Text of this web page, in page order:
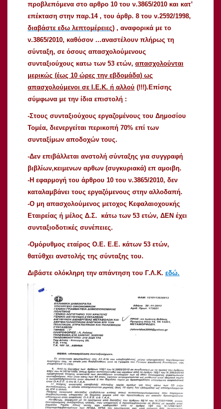
προβλεπόμενα στο αρθρο 10 του ν.3865/2010 και κατ’
επέκταση στην παρ.14 , του άρθρ. 8 του ν.2592/1998,
διαβάστε εδω λεπτομέρειες) , αναφορικά με το
ν.3865/2010, καθόσον …αναστέλουν πλήρως τη
σύνταξη, σε όσους απασχολούμενους
συνταξιούχους κατω των 53 ετών, απασχολούνται
μερικώς (έως 10 ώρες την εβδομάδα) ως
απασχολούμενοι σε Ι.Ε.Κ. ή αλλού (!!!).Επίσης
σύμφωνα με την ίδια επιστολή :
-Στους συνταξιούχους εργαζομένους του Δημοσίου
Τομέα, διενεργείται περικοπή 70% επί των
συνταξίμων αποδοχών τους.
-Δεν επιβάλλεται ανστολή σύνταξης για συγγραφή
βιβλίων,κειμενων αρθων (συγκυριακά) επ αμοιβη.
-Η εφαρμογή του άρθρου 10 του ν.3865/2010, δεν
καταλαμβάνει τους εργαζόμενους στην αλλοδαπή.
-Ο μη απασχολούμενος μετοχος Κεφαλαιοχουκής
Εταιρείας ή μέλος Δ.Σ. κάτω των 53 ετών, ΔΕΝ έχει
συνταξιοδοτικές συνέπειες.
-Ομόρυθμος εταίρος Ο.Ε. Ε.Ε. κάτων 53 ετών,
θατύθχει ανστολής της σύνταξης του.
Διβάστε ολόκληρη την απάντηση του Γ.Λ.Κ. εδώ.